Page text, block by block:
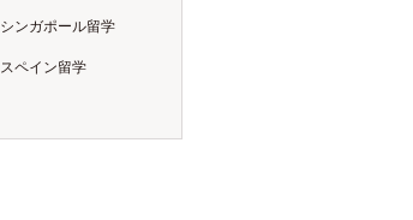
シンガポール留学
スペイン留学